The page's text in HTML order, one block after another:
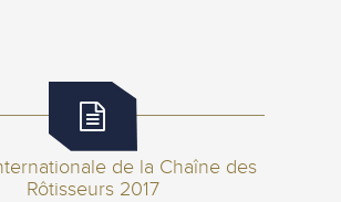
de la Chaîne des
Rôtisseurs 2017